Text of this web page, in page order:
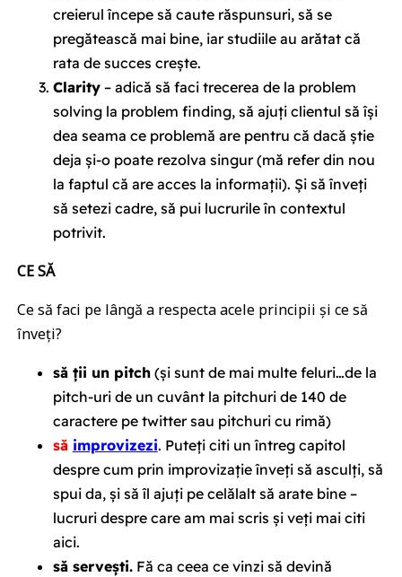
creierul începe să caute răspunsuri, să se
pregătească mai bine, iar studiile au arătat că
rata de succes crește.
Clarity– adică să faci trecerea de la problem
solvingla problem finding, să ajuți clientul să își
dea seama ce problemă are pentru că dacă știe
deja și-o poate rezolva singur (mă refer din nou
la faptul că are acces la informații). Și să înveți
să setezi cadre, să pui lucrurile în contextul
potrivit.
CE SĂ
Ce să faci pe lângă a respecta acele principii și ce să
înveți?
să ții un pitch(și sunt de mai multe feluri…de la
pitch-uri de un cuvânt la pitchuri de 140 de
caractere pe twitter sau pitchuri cu rimă)
să improvizezi. Puteți citi un întreg capitol
despre cum prin improvizație înveți să asculți, să
spui da, și să îl ajuți pe celălalt să arate bine –
lucruri despre care am mai scris și veți mai citi
aici.
să servești.Fă ca ceea ce vinzi să devină